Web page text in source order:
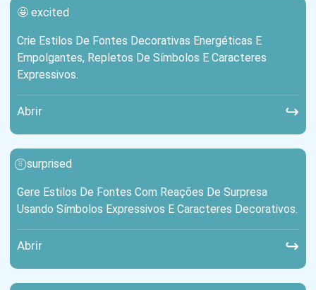
🤩 excited
Crie Estilos De Fontes Decorativas Energéticas E
Empolgantes, Repletos De Símbolos E Caracteres
Expressivos.
Abrir ↪
⍤⃝ surprised
Gere Estilos De Fontes Com Reações De Surpresa
Usando Símbolos Expressivos E Caracteres Decorativos.
Abrir ↪